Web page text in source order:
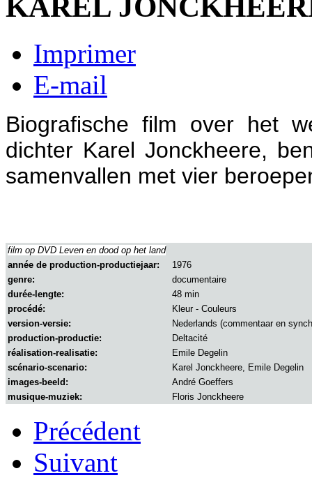
Imprimer
E-mail
Biografische film over het
dichter Karel Jonckheere,
samenvallen met vier
film op DVD Leven en dood op het land
année de production-productiejaar:
1976
genre:
documentaire
durée-lengte:
48 min
procédé:
Kleur - Couleurs
version-versie:
Nederlands (commentaar en
production-productie:
Deltacité
réalisation-realisatie:
Emile Degelin
scénario-scenario:
Karel Jonckheere, Emile Degelin
images-beeld:
André Goeffers
musique-muziek:
Floris Jonckheere
Précédent
Suivant